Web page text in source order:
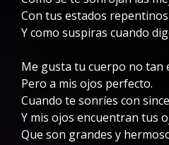
Con tus estados
Y como suspiras cuando
Me gusta tu cuerpo no tan
Pero a mis ojos perfecto.
Cuando te sonríes con
Y mis ojos encuentran tus
Que son grandes y